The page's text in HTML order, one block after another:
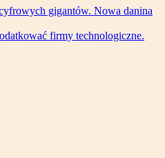
gigantów. Nowa danina
firmy technologiczne.